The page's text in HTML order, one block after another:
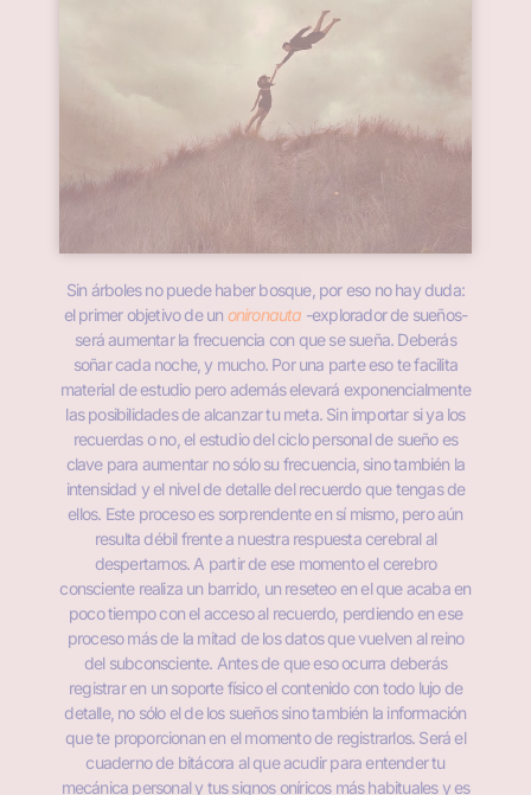
Sin árboles no puede haber bosque, por eso no hay duda:
el primer objetivo de un onironauta -explorador de sueños-
será aumentar la frecuencia con que se sueña. Deberás
soñar cada noche, y mucho. Por una parte eso te facilita
material de estudio pero además elevará exponencialmente
las posibilidades de alcanzar tu meta. Sin importar si ya los
recuerdas o no, el estudio del ciclo personal de sueño es
clave para aumentar no sólo su frecuencia, sino también la
intensidad y el nivel de detalle del recuerdo que tengas de
ellos. Este proceso es sorprendente en sí mismo, pero aún
resulta débil frente a nuestra respuesta cerebral al
despertarnos. A partir de ese momento el cerebro
consciente realiza un barrido, un reseteo en el que acaba en
poco tiempo con el acceso al recuerdo, perdiendo en ese
proceso más de la mitad de los datos que vuelven al reino
del subconsciente. Antes de que eso ocurra deberás
registrar en un soporte físico el contenido con todo lujo de
detalle, no sólo el de los sueños sino también la información
que te proporcionan en el momento de registrarlos. Será el
cuaderno de bitácora al que acudir para entender tu
mecánica personal y tus signos oníricos más habituales y es